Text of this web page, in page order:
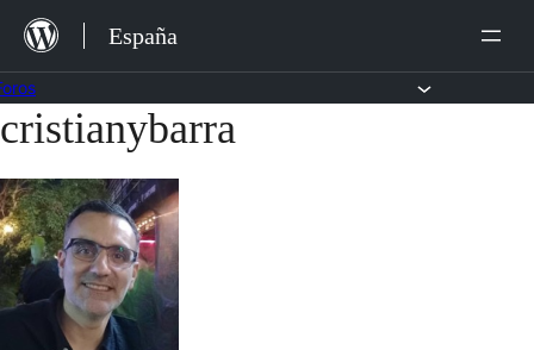
Saltar
contenido
España
Saltar
contenido
cristianybarra